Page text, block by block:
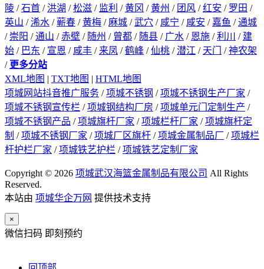
陵 /石首 / 洪湖 /松滋 / 监利 /黄冈 /黄州 / 团风 /红安 / 罗田 /
英山 /浠水 /蕲春 /黄梅 / 麻城 /武穴 / 咸宁 / 咸安 / 嘉鱼 /通城
/ 崇阳 /通山 /赤壁 / 随州 / 曾都 / 随县 / 广水 / 恩施 /利川 / 建
始 / 巴东 / 宣恩 / 咸丰 / 来凤 /鹤峰 /仙桃 /潜江 / 天门 /神农架
/ 更多分站
XML地图 | TXT地图 | HTML地图
项城网站抖音推广服务 /项城不锈钢 /项城不锈钢生产厂家 /
项城不锈钢宣传栏 /项城钢结构厂房 /项城单元门定制生产 /
项城不锈钢产品 /项城旗杆厂家 /项城栏杆厂家 /项城旗杆定
制 /项城不锈钢厂家 /项城厂区旗杆 /项城金属制品厂 /项城栏
杆护栏厂家 /项城铁艺护栏 /项城铁艺定制厂家
Copyright © 2026 项城武汉海篮金属制品有限公司 All Rights
Reserved.
本站由 项城华企万网 提供技术支持
×
微信扫码 即刻预约